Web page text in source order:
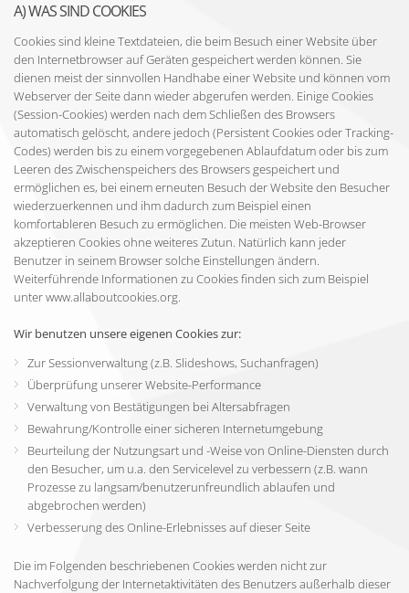
A) WAS SIND COOKIES
Cookies sind kleine Textdateien, die beim Besuch einer Website über
den Internetbrowser auf Geräten gespeichert werden können. Sie
dienen meist der sinnvollen Handhabe einer Website und können vom
Webserver der Seite dann wieder abgerufen werden. Einige Cookies
(Session-Cookies) werden nach dem Schließen des Browsers
automatisch gelöscht, andere jedoch (Persistent Cookies oder Tracking-
Codes) werden bis zu einem vorgegebenen Ablaufdatum oder bis zum
Leeren des Zwischenspeichers des Browsers gespeichert und
ermöglichen es, bei einem erneuten Besuch der Website den Besucher
wiederzuerkennen und ihm dadurch zum Beispiel einen
komfortableren Besuch zu ermöglichen. Die meisten Web-Browser
akzeptieren Cookies ohne weiteres Zutun. Natürlich kann jeder
Benutzer in seinem Browser solche Einstellungen ändern.
Weiterführende Informationen zu Cookies finden sich zum Beispiel
unter www.allaboutcookies.org.
Wir benutzen unsere eigenen Cookies zur:
Zur Sessionverwaltung (z.B. Slideshows, Suchanfragen)
Überprüfung unserer Website-Performance
Verwaltung von Bestätigungen bei Altersabfragen
Bewahrung/Kontrolle einer sicheren Internetumgebung
Beurteilung der Nutzungsart und -Weise von Online-Diensten durch
den Besucher, um u.a. den Servicelevel zu verbessern (z.B. wann
Prozesse zu langsam/benutzerunfreundlich ablaufen und
abgebrochen werden)
Verbesserung des Online-Erlebnisses auf dieser Seite
Die im Folgenden beschriebenen Cookies werden nicht zur
Nachverfolgung der Internetaktivitäten des Benutzers außerhalb dieser